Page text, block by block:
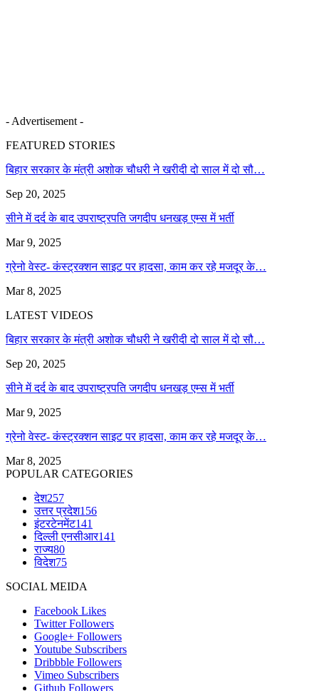
- Advertisement -
FEATURED STORIES
बिहार सरकार के मंत्री अशोक चौधरी ने खरीदी दो साल में दो सौ…
Sep 20, 2025
सीने में दर्द के बाद उपराष्ट्रपति जगदीप धनखड़ एम्स में भर्ती
Mar 9, 2025
ग्रेनो वेस्ट- कंस्ट्रक्शन साइट पर हादसा, काम कर रहे मजदूर के…
Mar 8, 2025
LATEST VIDEOS
बिहार सरकार के मंत्री अशोक चौधरी ने खरीदी दो साल में दो सौ…
Sep 20, 2025
सीने में दर्द के बाद उपराष्ट्रपति जगदीप धनखड़ एम्स में भर्ती
Mar 9, 2025
ग्रेनो वेस्ट- कंस्ट्रक्शन साइट पर हादसा, काम कर रहे मजदूर के…
Mar 8, 2025
POPULAR CATEGORIES
देश257
उत्तर प्रदेश156
इंटरटेनमेंट141
दिल्ली एनसीआर141
राज्य80
विदेश75
SOCIAL MEIDA
Facebook Likes
Twitter Followers
Google+ Followers
Youtube Subscribers
Dribbble Followers
Vimeo Subscribers
Github Followers